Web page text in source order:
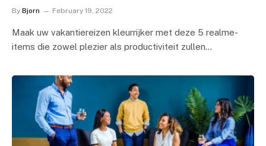
By Bjorn February 19, 2022
Maak uw vakantiereizen kleurrijker met deze 5 realme-
items die zowel plezier als productiviteit zullen…